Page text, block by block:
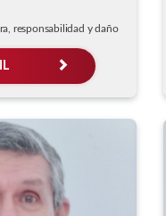
responsabilidad y daño